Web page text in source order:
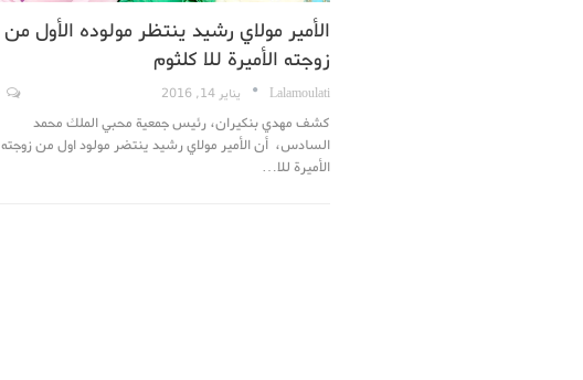
الأمير مولاي رشيد ينتظر مولوده الأول من
زوجته الأميرة للا كلثوم
Lalamoulati يناير 14, 2016
كشف مهدي بنكيران، رئيس جمعية محبي الملك محمد
السادس، أن الأمير مولاي رشيد ينتضر مولود اول من زوجته
الأميرة للا…